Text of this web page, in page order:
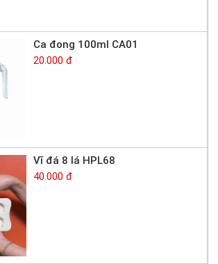
Ca đong 100ml CA01
20.000 đ
Vĩ đá 8 lá HPL68
40.000 đ